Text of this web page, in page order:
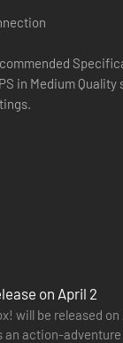
in Medium Quality
on April 2
will be released on
an action-